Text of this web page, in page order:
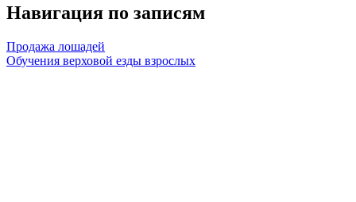
Навигация по записям
Продажа лошадей
Обучения верховой езды взрослых